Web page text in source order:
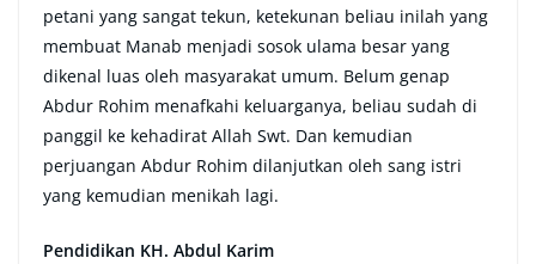
petani yang sangat tekun, ketekunan beliau inilah yang
membuat Manab menjadi sosok ulama besar yang
dikenal luas oleh masyarakat umum. Belum genap
Abdur Rohim menafkahi keluarganya, beliau sudah di
panggil ke kehadirat Allah Swt. Dan kemudian
perjuangan Abdur Rohim dilanjutkan oleh sang istri
yang kemudian menikah lagi.
Pendidikan KH. Abdul Karim